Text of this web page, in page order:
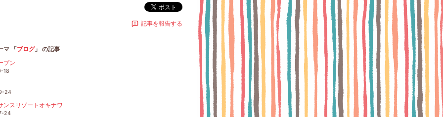
ポスト
記事を報告する
マ 「ブログ」 の記事
プン
18
24
ンスリゾートオキナワ
24